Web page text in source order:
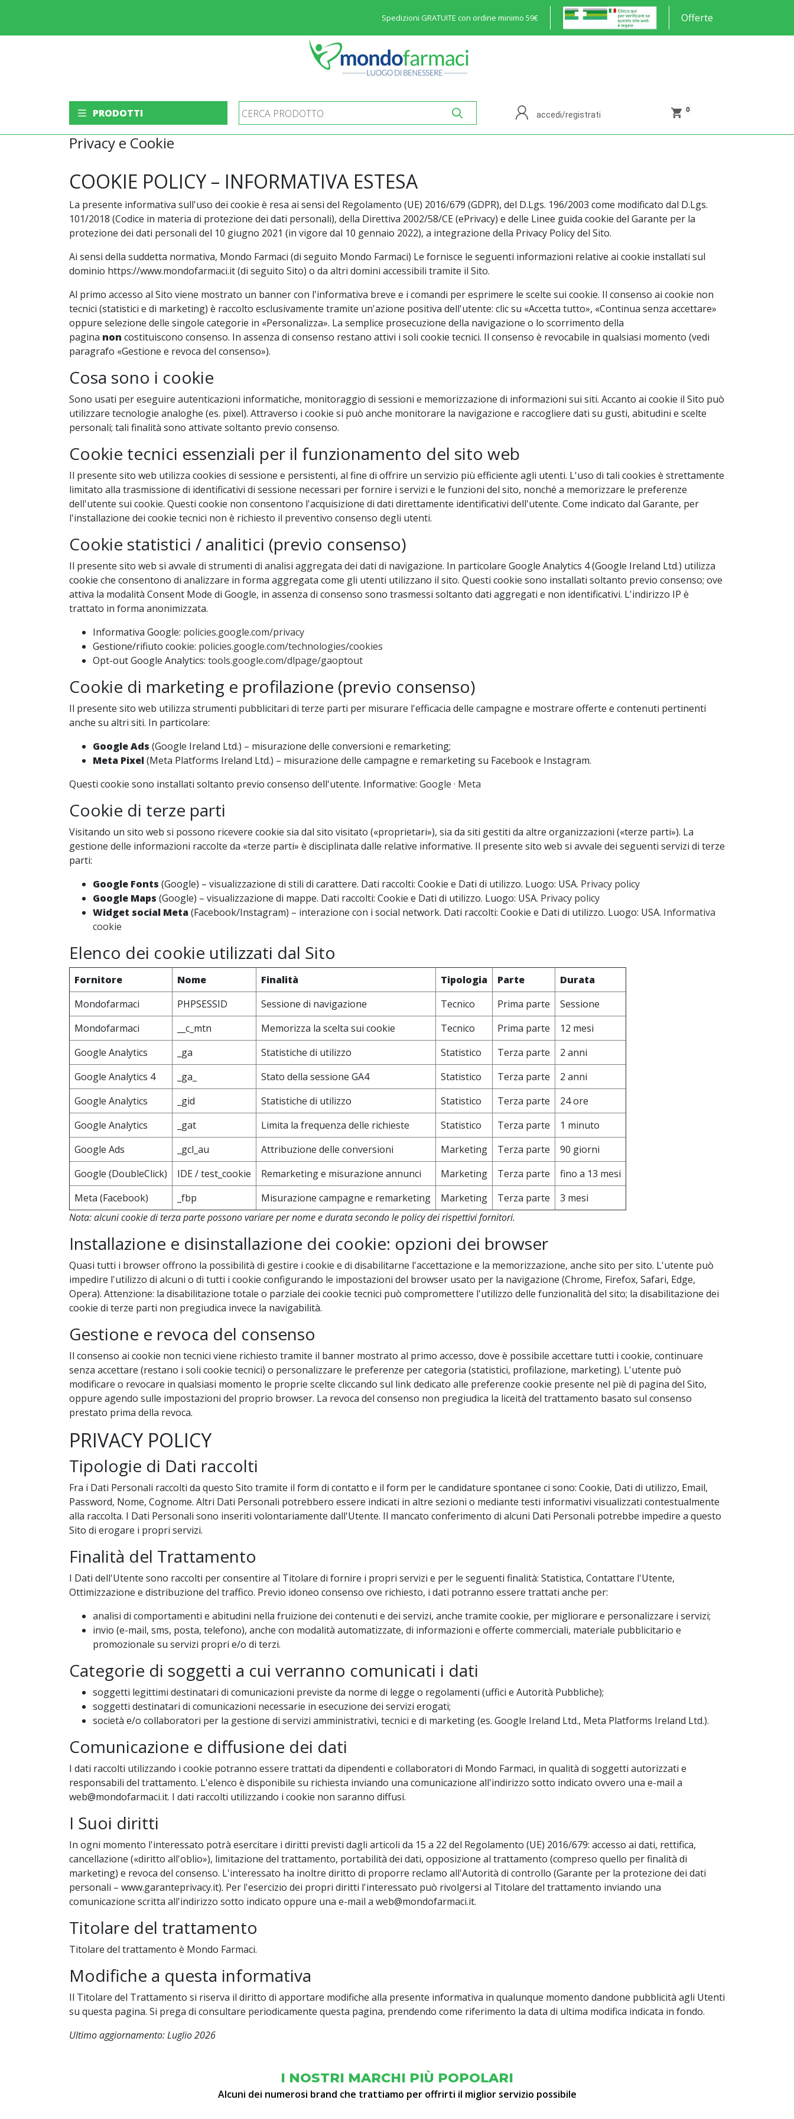
Spedizioni GRATUITE con ordine minimo 59€ Offerte
PRODOTTI accedi/registrati
0
Privacy e Cookie
COOKIE POLICY – INFORMATIVA ESTESA
La presente informativa sull'uso dei cookie è resa ai sensi del Regolamento (UE) 2016/679 (GDPR), del D.Lgs. 196/2003 come modificato dal D.Lgs.
101/2018 (Codice in materia di protezione dei dati personali), della Direttiva 2002/58/CE (ePrivacy) e delle Linee guida cookie del Garante per la
protezione dei dati personali del 10 giugno 2021 (in vigore dal 10 gennaio 2022), a integrazione della Privacy Policy del Sito.
Ai sensi della suddetta normativa, Mondo Farmaci (di seguito Mondo Farmaci) Le fornisce le seguenti informazioni relative ai cookie installati sul
dominio https://www.mondofarmaci.it (di seguito Sito) o da altri domini accessibili tramite il Sito.
Al primo accesso al Sito viene mostrato un banner con l'informativa breve e i comandi per esprimere le scelte sui cookie. Il consenso ai cookie non
tecnici (statistici e di marketing) è raccolto esclusivamente tramite un'azione positiva dell'utente: clic su «Accetta tutto», «Continua senza accettare»
oppure selezione delle singole categorie in «Personalizza». La semplice prosecuzione della navigazione o lo scorrimento della
pagina non costituiscono consenso. In assenza di consenso restano attivi i soli cookie tecnici. Il consenso è revocabile in qualsiasi momento (vedi
paragrafo «Gestione e revoca del consenso»).
Cosa sono i cookie
Sono usati per eseguire autenticazioni informatiche, monitoraggio di sessioni e memorizzazione di informazioni sui siti. Accanto ai cookie il Sito può
utilizzare tecnologie analoghe (es. pixel). Attraverso i cookie si può anche monitorare la navigazione e raccogliere dati su gusti, abitudini e scelte
personali; tali finalità sono attivate soltanto previo consenso.
Cookie tecnici essenziali per il funzionamento del sito web
Il presente sito web utilizza cookies di sessione e persistenti, al fine di offrire un servizio più efficiente agli utenti. L'uso di tali cookies è strettamente
limitato alla trasmissione di identificativi di sessione necessari per fornire i servizi e le funzioni del sito, nonché a memorizzare le preferenze
dell'utente sui cookie. Questi cookie non consentono l'acquisizione di dati direttamente identificativi dell'utente. Come indicato dal Garante, per
l'installazione dei cookie tecnici non è richiesto il preventivo consenso degli utenti.
Cookie statistici / analitici (previo consenso)
Il presente sito web si avvale di strumenti di analisi aggregata dei dati di navigazione. In particolare Google Analytics 4 (Google Ireland Ltd.) utilizza
cookie che consentono di analizzare in forma aggregata come gli utenti utilizzano il sito. Questi cookie sono installati soltanto previo consenso; ove
attiva la modalità Consent Mode di Google, in assenza di consenso sono trasmessi soltanto dati aggregati e non identificativi. L'indirizzo IP è
trattato in forma anonimizzata.
Informativa Google: policies.google.com/privacy
Gestione/rifiuto cookie: policies.google.com/technologies/cookies
Opt-out Google Analytics: tools.google.com/dlpage/gaoptout
Cookie di marketing e profilazione (previo consenso)
Il presente sito web utilizza strumenti pubblicitari di terze parti per misurare l'efficacia delle campagne e mostrare offerte e contenuti pertinenti
anche su altri siti. In particolare:
Google Ads (Google Ireland Ltd.) – misurazione delle conversioni e remarketing;
Meta Pixel(Meta Platforms Ireland Ltd.) – misurazione delle campagne e remarketing su Facebook e Instagram.
Questi cookie sono installati soltanto previo consenso dell'utente. Informative: Google · Meta
Cookie di terze parti
Visitando un sito web si possono ricevere cookie sia dal sito visitato («proprietari»), sia da siti gestiti da altre organizzazioni («terze parti»). La
gestione delle informazioni raccolte da «terze parti» è disciplinata dalle relative informative. Il presente sito web si avvale dei seguenti servizi di terze
parti:
Google Fonts (Google) – visualizzazione di stili di carattere. Dati raccolti: Cookie e Dati di utilizzo. Luogo: USA. Privacy policy
Google Maps (Google) – visualizzazione di mappe. Dati raccolti: Cookie e Dati di utilizzo. Luogo: USA. Privacy policy
Widget social Meta(Facebook/Instagram) – interazione con i social network. Dati raccolti: Cookie e Dati di utilizzo. Luogo: USA. Informativa
cookie
Elenco dei cookie utilizzati dal Sito
Fornitore Nome Finalità Tipologia Parte
Durata
Mondofarmaci
PHPSESSID Sessione di navigazione Tecnico Prima parte
Sessione
Mondofarmaci
__c_mtn Memorizza la scelta sui cookie Tecnico Prima parte
12 mesi
Google Analytics
_ga Statistiche di utilizzo Statistico Terza parte
2 anni
Google Analytics 4
_ga_ Stato della sessione GA4 Statistico Terza parte
2 anni
Google Analytics
_gid Statistiche di utilizzo Statistico Terza parte
24 ore
Google Analytics
_gat Limita la frequenza delle richieste Statistico Terza parte
1 minuto
Google Ads
_gcl_au Attribuzione delle conversioni Marketing Terza parte
90 giorni
Google (DoubleClick)
IDE / test_cookie Remarketing e misurazione annunci Marketing Terza parte
fino a 13 mesi
Meta (Facebook)
_fbp Misurazione campagne e remarketing Marketing Terza parte
3 mesi
Nota: alcuni cookie di terza parte possono variare per nome e durata secondo le policy dei rispettivi fornitori.
Installazione e disinstallazione dei cookie: opzioni dei browser
Quasi tutti i browser offrono la possibilità di gestire i cookie e di disabilitarne l'accettazione e la memorizzazione, anche sito per sito. L'utente può
impedire l'utilizzo di alcuni o di tutti i cookie configurando le impostazioni del browser usato per la navigazione (Chrome, Firefox, Safari, Edge,
Opera). Attenzione: la disabilitazione totale o parziale dei cookie tecnici può compromettere l'utilizzo delle funzionalità del sito; la disabilitazione dei
cookie di terze parti non pregiudica invece la navigabilità.
Gestione e revoca del consenso
Il consenso ai cookie non tecnici viene richiesto tramite il banner mostrato al primo accesso, dove è possibile accettare tutti i cookie, continuare
senza accettare (restano i soli cookie tecnici) o personalizzare le preferenze per categoria (statistici, profilazione, marketing). L'utente può
modificare o revocare in qualsiasi momento le proprie scelte cliccando sul link dedicato alle preferenze cookie presente nel piè di pagina del Sito,
oppure agendo sulle impostazioni del proprio browser. La revoca del consenso non pregiudica la liceità del trattamento basato sul consenso
prestato prima della revoca.
PRIVACY POLICY
Tipologie di Dati raccolti
Fra i Dati Personali raccolti da questo Sito tramite il form di contatto e il form per le candidature spontanee ci sono: Cookie, Dati di utilizzo, Email,
Password, Nome, Cognome. Altri Dati Personali potrebbero essere indicati in altre sezioni o mediante testi informativi visualizzati contestualmente
alla raccolta. I Dati Personali sono inseriti volontariamente dall'Utente. Il mancato conferimento di alcuni Dati Personali potrebbe impedire a questo
Sito di erogare i propri servizi.
Finalità del Trattamento
I Dati dell'Utente sono raccolti per consentire al Titolare di fornire i propri servizi e per le seguenti finalità: Statistica, Contattare l'Utente,
Ottimizzazione e distribuzione del traffico. Previo idoneo consenso ove richiesto, i dati potranno essere trattati anche per:
analisi di comportamenti e abitudini nella fruizione dei contenuti e dei servizi, anche tramite cookie, per migliorare e personalizzare i servizi;
invio (e-mail, sms, posta, telefono), anche con modalità automatizzate, di informazioni e offerte commerciali, materiale pubblicitario e
promozionale su servizi propri e/o di terzi.
Categorie di soggetti a cui verranno comunicati i dati
soggetti legittimi destinatari di comunicazioni previste da norme di legge o regolamenti (uffici e Autorità Pubbliche);
soggetti destinatari di comunicazioni necessarie in esecuzione dei servizi erogati;
società e/o collaboratori per la gestione di servizi amministrativi, tecnici e di marketing (es. Google Ireland Ltd., Meta Platforms Ireland Ltd.).
Comunicazione e diffusione dei dati
I dati raccolti utilizzando i cookie potranno essere trattati da dipendenti e collaboratori di Mondo Farmaci, in qualità di soggetti autorizzati e
responsabili del trattamento. L'elenco è disponibile su richiesta inviando una comunicazione all'indirizzo sotto indicato ovvero una e-mail a
web@mondofarmaci.it. I dati raccolti utilizzando i cookie non saranno diffusi.
I Suoi diritti
In ogni momento l'interessato potrà esercitare i diritti previsti dagli articoli da 15 a 22 del Regolamento (UE) 2016/679: accesso ai dati, rettifica,
cancellazione («diritto all'oblio»), limitazione del trattamento, portabilità dei dati, opposizione al trattamento (compreso quello per finalità di
marketing) e revoca del consenso. L'interessato ha inoltre diritto di proporre reclamo all'Autorità di controllo (Garante per la protezione dei dati
personali – www.garanteprivacy.it). Per l'esercizio dei propri diritti l'interessato può rivolgersi al Titolare del trattamento inviando una
comunicazione scritta all'indirizzo sotto indicato oppure una e-mail a web@mondofarmaci.it.
Titolare del trattamento
Titolare del trattamento è Mondo Farmaci.
Modifiche a questa informativa
Il Titolare del Trattamento si riserva il diritto di apportare modifiche alla presente informativa in qualunque momento dandone pubblicità agli Utenti
su questa pagina. Si prega di consultare periodicamente questa pagina, prendendo come riferimento la data di ultima modifica indicata in fondo.
Ultimo aggiornamento: Luglio 2026
I NOSTRI MARCHI PIÙ POPOLARI
Alcuni dei numerosi brand che trattiamo per offrirti il miglior servizio possibile